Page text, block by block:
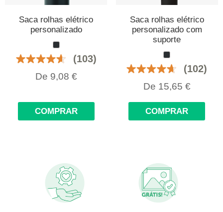
Saca rolhas elétrico
personalizado
(103)
De 9,08 €
COMPRAR
Saca rolhas elétrico
personalizado com
suporte
(102)
De 15,65 €
COMPRAR